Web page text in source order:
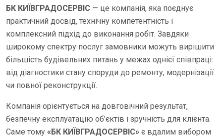
БК КИЇВГРАДОСЕРВІС — це компанія, яка поєднує
практичний досвід, технічну компетентність і
комплексний підхід до виконання робіт. Завдяки
широкому спектру послуг замовники можуть вирішити
більшість будівельних питань у межах однієї співпраці:
від діагностики стану споруди до ремонту, модернізації
чи повної реконструкції.
Компанія орієнтується на довговічний результат,
безпечну експлуатацію об’єктів і зручність для клієнта.
Саме тому «БК КИЇВГРАДОСЕРВІС» є вдалим вибором